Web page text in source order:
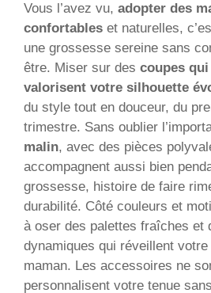
Vous l’avez vu, adopter des
confortables et naturelles,
une grossesse sereine sans
être. Miser sur des coupes
valorisent votre silhouette
du style tout en douceur, du
trimestre. Sans oublier
malin, avec des pièces
accompagnent aussi bien
grossesse, histoire de faire
durabilité. Côté couleurs et
à oser des palettes fraîches et
dynamiques qui réveillent
maman. Les accessoires ne
personnalisent votre tenue